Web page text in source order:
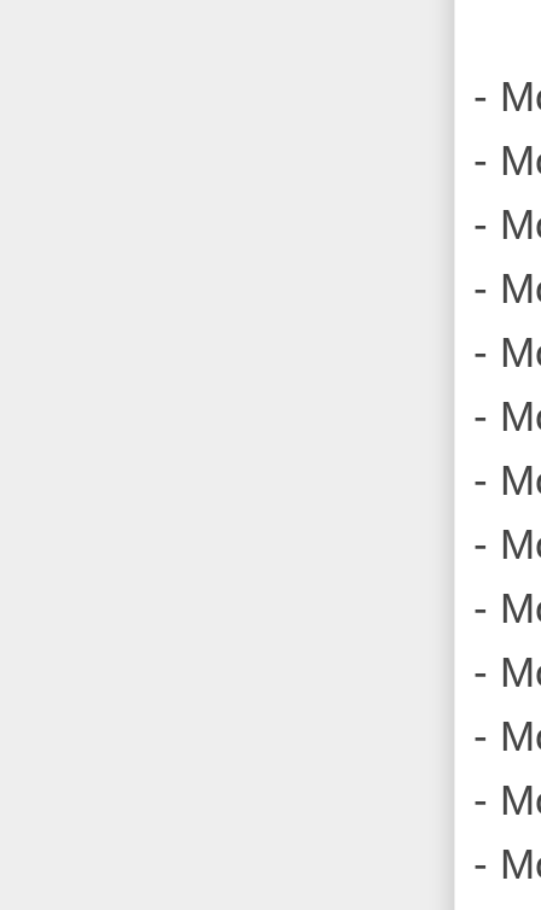
-
-
-
-
-
-
-
-
-
-
-
-
-